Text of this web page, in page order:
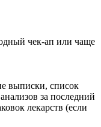
чек-ап или чаще
выписки, список
за последний
лекарств (если